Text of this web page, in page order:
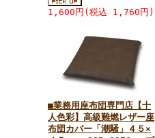
1,600円(税込 1,760円)
■業務用座布団専門店【十
人色彩】高級難燃レザー座
布団カバー「潮騒」４５×